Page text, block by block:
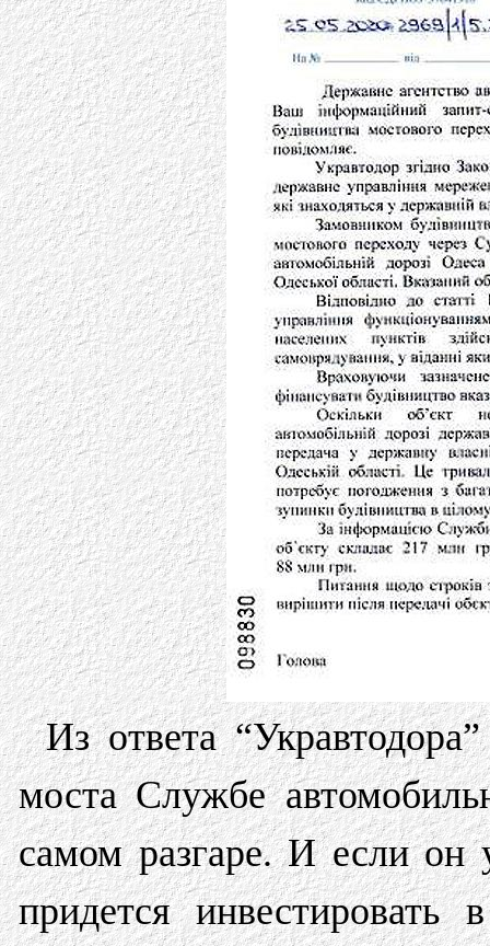
Из ответа
моста Службе
самом разгаре. И если он
придется